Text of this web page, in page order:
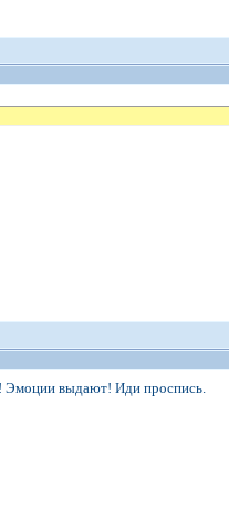
Эмоции выдают! Иди проспись.